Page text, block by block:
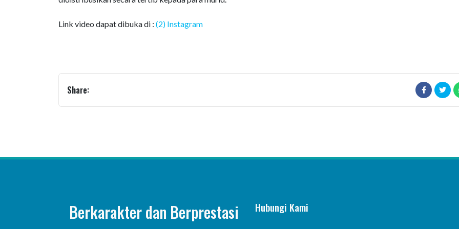
Link video dapat dibuka di : (2) Instagram
Share:
Berkarakter dan Berprestasi Hubungi Kami